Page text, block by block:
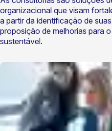
organizacional que visam
a partir da identificação de
proposição de melhorias para
sustentável.